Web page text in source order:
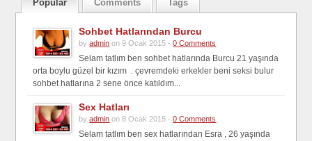
Popular Comments Tags
Sohbet Hatlarından Burcu
byadmin on 9 Ocak 2015 -0 Comments
Selam tatlım ben sohbet hatlarında Burcu 21 yaşında
orta boylu güzel bir kızım . çevremdeki erkekler beni seksi bulur
sohbet hatlarına 2 sene önce katıldım...
Sex Hatları
byadmin on 8 Ocak 2015 -0 Comments
Selam tatlım ben sex hatlarından Esra , 26 yaşında